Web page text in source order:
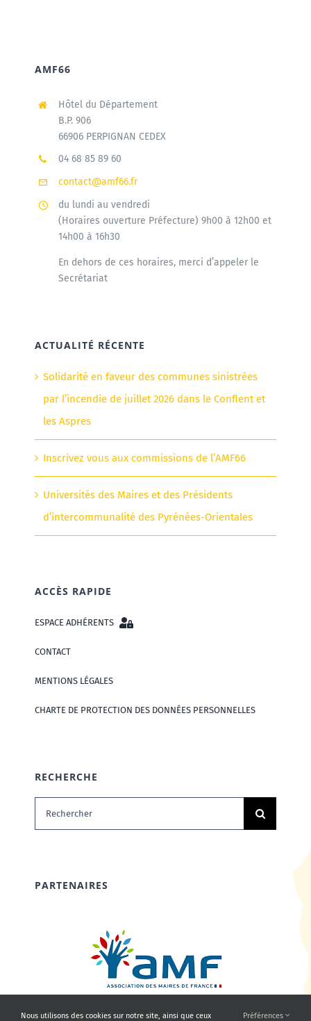
AMF66
Hôtel du Département
B.P. 906
66906 PERPIGNAN CEDEX
04 68 85 89 60
contact@amf66.fr
du lundi au vendredi
(Horaires ouverture Préfecture) 9h00 à 12h00 et
14h00 à 16h30
En dehors de ces horaires, merci d’appeler le
Secrétariat
ACTUALITÉ RÉCENTE
Solidarité en faveur des communes sinistrées
par l’incendie de juillet 2026 dans le Conflent et
les Aspres
Inscrivez vous aux commissions de l’AMF66
Universités des Maires et des Présidents
d’intercommunalité des Pyrénées-Orientales
ACCÈS RAPIDE
ESPACE ADHÉRENTS
CONTACT
MENTIONS LÉGALES
CHARTE DE PROTECTION DES DONNÉES PERSONNELLES
RECHERCHE
Rechercher:
PARTENAIRES
Nous utilisons des cookies sur notre site, ainsi que ceux Préférences